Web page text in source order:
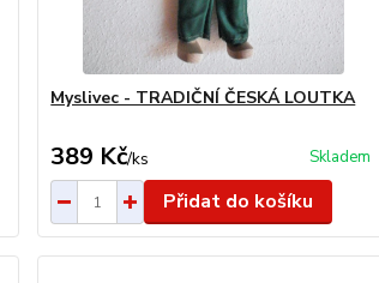
Myslivec - TRADIČNÍ ČESKÁ LOUTKA
389 Kč/ks Skladem
Přidat do košíku